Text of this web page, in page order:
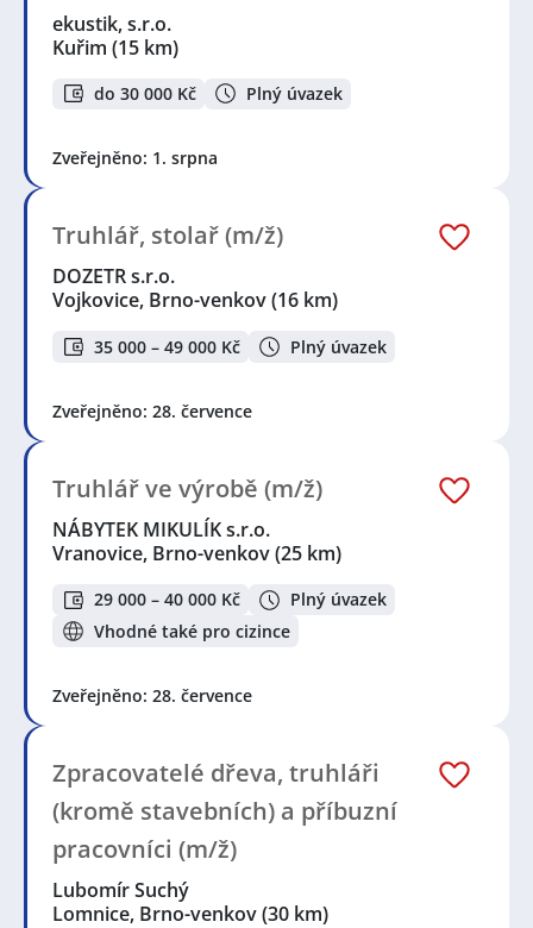
ekustik, s.r.o.
Kuřim (15 km)
do 30 000 Kč Plný úvazek
Zveřejněno: 1. srpna
Truhlář, stolař (m/ž)
DOZETR s.r.o.
Vojkovice, Brno-venkov(16 km)
35 000 – 49 000 Kč Plný úvazek
Zveřejněno: 28. července
Truhlář ve výrobě (m/ž)
NÁBYTEK MIKULÍK s.r.o.
Vranovice, Brno-venkov(25 km)
29 000 – 40 000 Kč
Plný úvazek
Vhodné také pro cizince
Zveřejněno: 28. července
Zpracovatelé dřeva, truhláři
(kromě stavebních) a příbuzní
pracovníci (m/ž)
Lubomír Suchý
Lomnice, Brno-venkov(30 km)